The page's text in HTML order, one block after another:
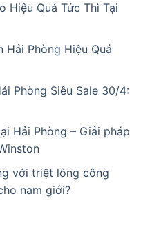
Hiệu Quả Tức Thì Tại
Hải Phòng Hiệu Quả
Phòng Siêu Sale 30/4:
Hải Phòng – Giải pháp
với triệt lông công
nam giới?